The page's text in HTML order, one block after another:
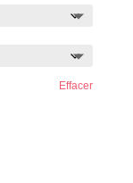
Effacer